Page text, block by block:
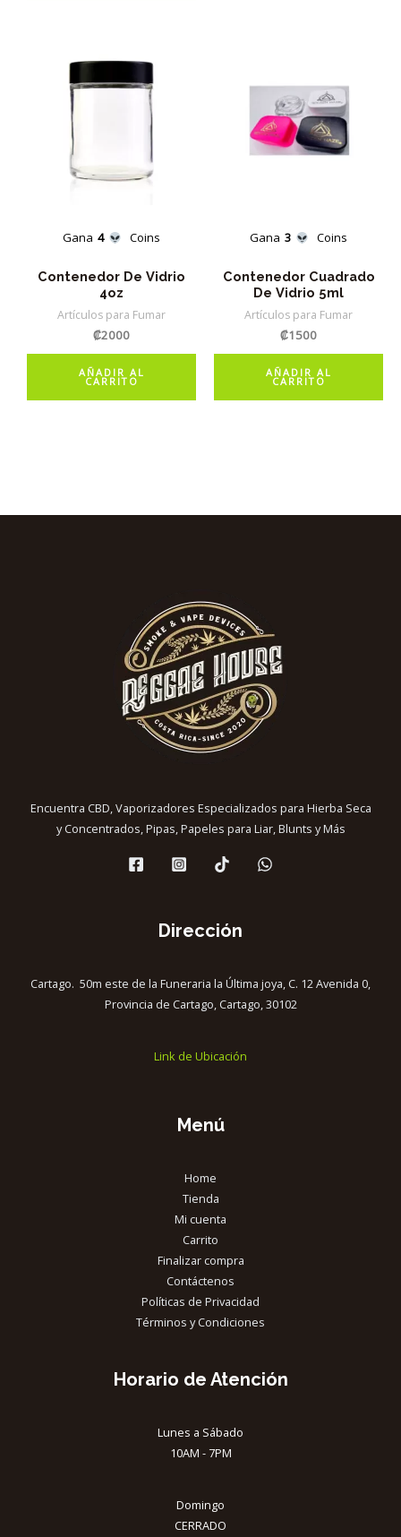
Gana 4 Coins
Contenedor De Vidrio
4oz
Artículos para Fumar
₡2000
AÑADIR AL
CARRITO
Gana 3 Coins
Contenedor Cuadrado
De Vidrio 5ml
Artículos para Fumar
₡1500
AÑADIR AL
CARRITO
Encuentra CBD, Vaporizadores Especializados para Hierba Seca
y Concentrados, Pipas, Papeles para Liar, Blunts y Más
Dirección
Cartago. 50m este de la Funeraria la Última joya, C. 12 Avenida 0,
Provincia de Cartago, Cartago, 30102
Link de Ubicación
Menú
Home
Tienda
Mi cuenta
Carrito
Finalizar compra
Contáctenos
Políticas de Privacidad
Términos y Condiciones
Horario de Atención
Lunes a Sábado
10AM - 7PM
Domingo
CERRADO